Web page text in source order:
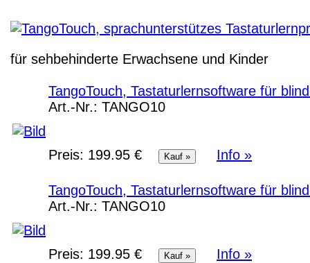
für sehbehinderte Erwachsene und Kinder
TangoTouch, Tastaturlernsoftware für
Art.-Nr.: TANGO10
Preis: 199.95 € Info »
TangoTouch, Tastaturlernsoftware für
Art.-Nr.: TANGO10
Preis: 199.95 € Info »